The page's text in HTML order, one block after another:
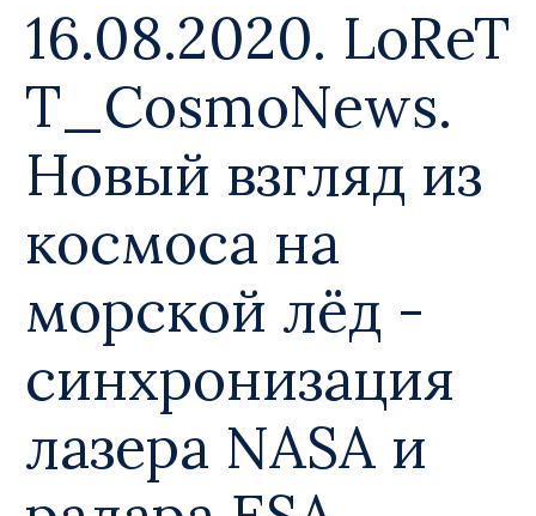
16.08.2020. LoReT
T_CosmoNews.
Новый взгляд из
космоса на
морской лёд -
синхронизация
лазера NASA и